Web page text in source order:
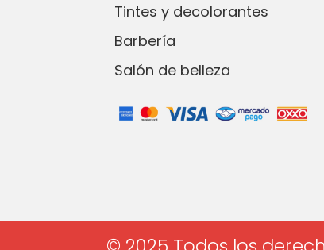
Tintes y decolorantes
Barbería
Salón de belleza